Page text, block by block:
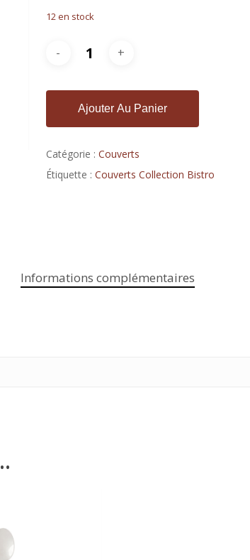
12 en stock
Ajouter Au Panier
Catégorie : Couverts
Étiquette : Couverts Collection Bistro
Informations complémentaires